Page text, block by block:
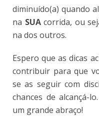
diminuído(a) quando
na SUAcorrida, ou
na dos outros.
Espero que as dicas
contribuir para que
se as seguir com
chances de alcançá-
um grande abraço!